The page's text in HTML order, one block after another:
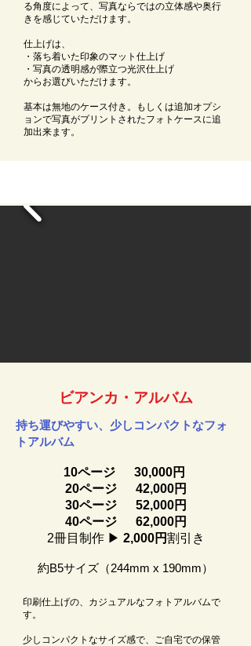
る角度によって、写真ならではの立体感や奥行
きを感じていただけます。
仕上げは、
・落ち着いた印象のマット仕上げ
・写真の透明感が際立つ光沢仕上げ
からお選びいただけます。
基本は無地のケース付き。もしくは追加オプシ
ョンで写真がプリントされたフォトケースに追
加出来ます。
ビアンカ・アルバム
持ち運びやすい、少しコンパクトなフォ
トアルバム
10ページ 30,000円
20ページ 42,000円​
30ページ 52,000円​
40ページ 62,000円​
2冊目制作 ▶ 2,000円割引き
約B5サイズ（244mm x 190mm）
印刷仕上げの、カジュアルなフォトアルバムで
す。
少しコンパクトなサイズ感で、 ご自宅での保管